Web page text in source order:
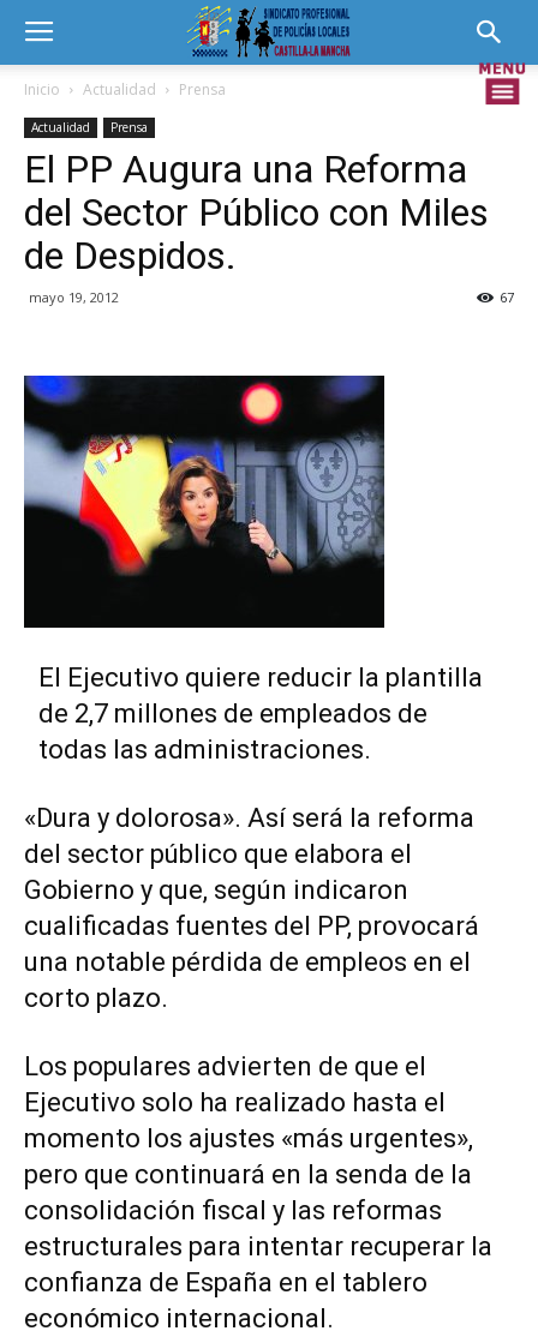
Inicio Actualidad Prensa
Actualidad Prensa
El PP Augura una Reforma
del Sector Público con Miles
de Despidos.
mayo 19, 2012 67
El Ejecutivo quiere reducir la plantilla
de 2,7 millones de empleados de
todas las administraciones.
«Dura y dolorosa». Así será la reforma
del sector público que elabora el
Gobierno y que, según indicaron
cualificadas fuentes del PP, provocará
una notable pérdida de empleos en el
corto plazo.
Los populares advierten de que el
Ejecutivo solo ha realizado hasta el
momento los ajustes «más urgentes»,
pero que continuará en la senda de la
consolidación fiscal y las reformas
estructurales para intentar recuperar la
confianza de España en el tablero
económico internacional.